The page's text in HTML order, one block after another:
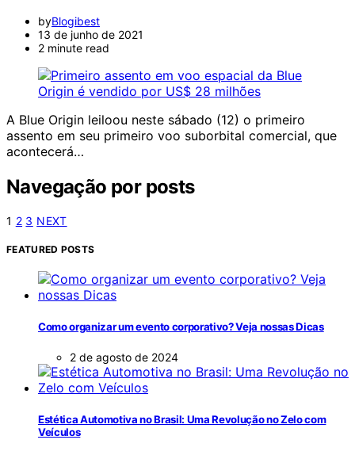
byBlogibest
13 de junho de 2021
2 minute read
A Blue Origin leiloou neste sábado (12) o primeiro
assento em seu primeiro voo suborbital comercial, que
acontecerá…
Navegação por posts
1 2 3 NEXT
FEATURED POSTS
Como organizar um evento corporativo? Veja nossas Dicas
2 de agosto de 2024
Estética Automotiva no Brasil: Uma Revolução no Zelo com
Veículos